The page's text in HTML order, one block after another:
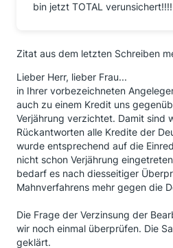
bin jetzt TOTAL
Zitat aus dem letzten Schreiben
Lieber Herr, lieber Frau...
in Ihrer vorbezeichneten
auch zu einem Kredit uns
Verjährung verzichtet. Damit sind
Rückantworten alle Kredite der
wurde entsprechend auf die
nicht schon Verjährung
bedarf es nach diesseitiger
Mahnverfahrens mehr gegen die
Die Frage der Verzinsung der
wir noch einmal überprüfen. Die
geklärt.